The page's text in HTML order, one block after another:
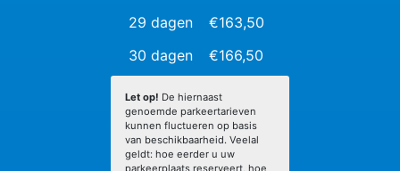
29 dagen
€163,50
30 dagen
€166,50
Let op! De hiernaast
genoemde parkeertarieven
kunnen fluctueren op basis
van beschikbaarheid. Veelal
geldt: hoe eerder u uw